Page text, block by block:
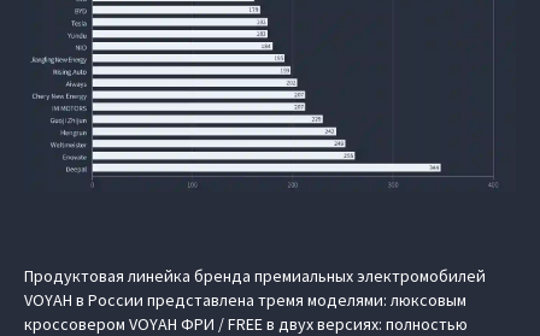
Продуктовая линейка бренда премиальных электромобилей
VOYAH в России представлена тремя моделями: люксовым
кроссовером VOYAH ФРИ / FREE в двух версиях: полностью